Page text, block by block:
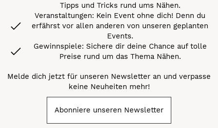
Tipps und Tricks rund ums Nähen.
Veranstaltungen: Kein Event ohne dich! Denn du
erfährst vor allen anderen von unseren geplanten
Events.
Gewinnspiele: Sichere dir deine Chance auf tolle
Preise rund um das Thema Nähen.
Melde dich jetzt für unseren Newsletter an und verpasse
keine Neuheiten mehr!
Abonniere unseren Newsletter